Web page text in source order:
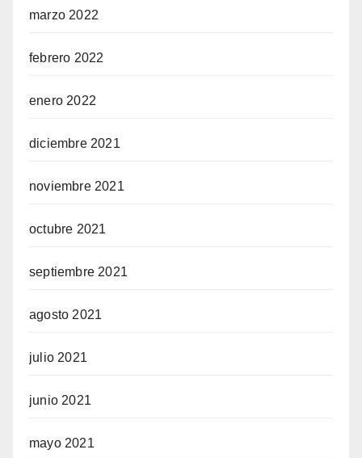
marzo 2022
febrero 2022
enero 2022
diciembre 2021
noviembre 2021
octubre 2021
septiembre 2021
agosto 2021
julio 2021
junio 2021
mayo 2021